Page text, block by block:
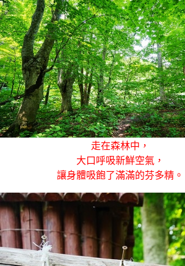
走在森林中，
大口呼吸新鮮空氣，
讓身體吸飽了滿滿的芬多精。